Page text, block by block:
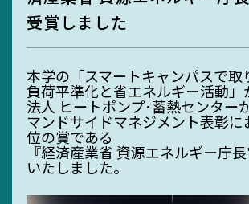
化学薬品管理・
実験廃液等
EGC学生委員会
受賞しました
本学の「スマートキャンパスで取
負荷平準化と省エネルギー活動」
法人 ヒートポンプ･蓄熱センター
マンドサイドマネジメント表彰に
位の賞である
『経済産業省 資源エネルギー庁
いたしました。